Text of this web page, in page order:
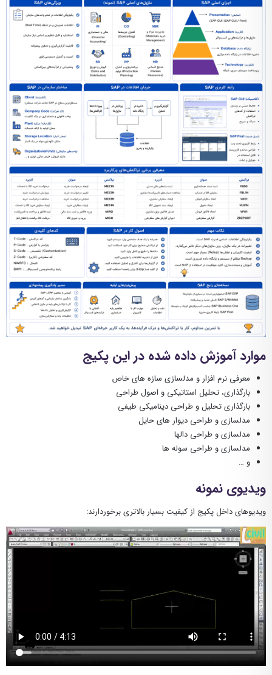
موارد آموزش داده شده در این پکیج
معرفی نرم افزار و مدلسازی سازه های خاص
بارگذاری، تحلیل استاتیکی و اصول طراحی
بارگذاری تحلیل و طراحی دینامیکی طیفی
مدلسازی و طراحی دیوار های حایل
مدلسازی و طراحی دالها
مدلسازی و طراحی سوله ها
و …
ویدیوی نمونه
ویدیوهای داخل پکیج از کیفیت بسیار بالاتری برخوردارند: